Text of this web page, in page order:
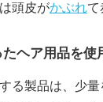
頭皮がかぶれて
ヘア用品を使
る製品は、少量